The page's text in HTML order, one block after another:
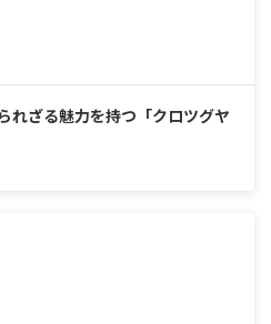
れざる魅力を持つ「クロツグヤ